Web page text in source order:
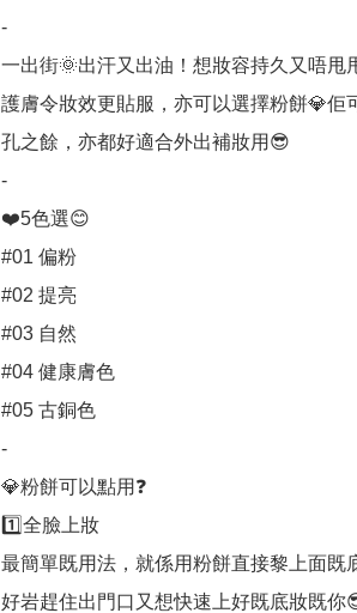
-
一出街🌞出汗又出油！想妝容持久又唔甩
護膚令妝效更貼服，亦可以選擇粉餅💎佢
孔之餘，亦都好適合外出補妝用😎
-
❤️5色選😊
#01 偏粉
#02 提亮
#03 自然
#04 健康膚色
#05 古銅色
-
💎粉餅可以點用❓
1️⃣全臉上妝
最簡單既用法，就係用粉餅直接黎上面既
好岩趕住出門口又想快速上好既底妝既你